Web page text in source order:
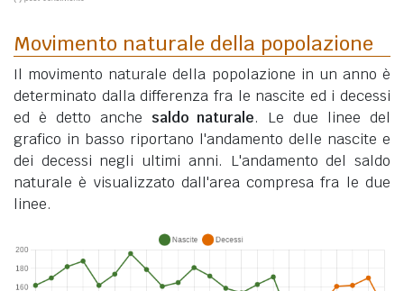
Movimento naturale della popolazione
Il movimento naturale della popolazione in un anno è
determinato dalla differenza fra le nascite ed i decessi
ed è detto anche saldo naturale. Le due linee del
grafico in basso riportano l'andamento delle nascite e
dei decessi negli ultimi anni. L'andamento del saldo
naturale è visualizzato dall'area compresa fra le due
linee.